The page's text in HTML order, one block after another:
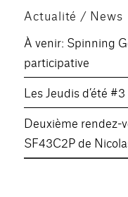
Actualité / News
À venir: Spinning
participative
Les Jeudis d’été
Deuxième rendez-
SF43C2P de